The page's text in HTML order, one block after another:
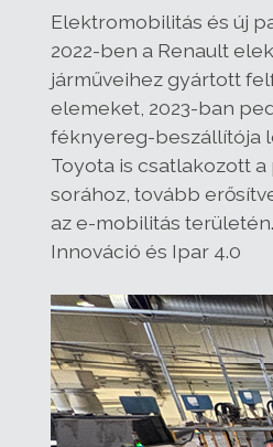
Elektromobilitás és új
2022-ben a Renault
járműveihez gyártott
elemeket, 2023-ban
féknyereg-beszállítója
Toyota is csatlakozott
sorához, tovább
az e-mobilitás területén.
Innováció és Ipar 4.0